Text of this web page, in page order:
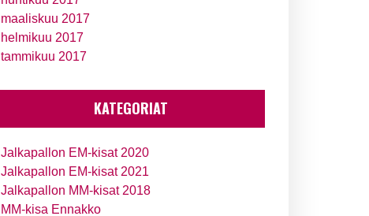
maaliskuu 2017
helmikuu 2017
tammikuu 2017
KATEGORIAT
Jalkapallon EM-kisat 2020
Jalkapallon EM-kisat 2021
Jalkapallon MM-kisat 2018
MM-kisa Ennakko